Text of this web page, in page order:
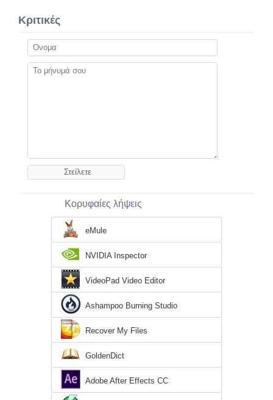
Κριτικές
Κορυφαίες λήψεις
eMule
NVIDIA Inspector
VideoPad Video Editor
Ashampoo Burning Studio
Recover My Files
GoldenDict
Adobe After Effects CC